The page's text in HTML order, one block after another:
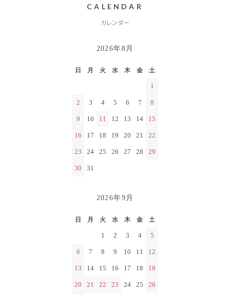
CALENDAR
カレンダー
2026年8月
日 月 火 水 木 金 土
1
2 3 4 5 6 7 8
9 10 11 12 13 14 15
16 17 18 19 20 21 22
23 24 25 26 27 28 29
30 31
2026年9月
日 月 火 水 木 金 土
1 2 3 4 5
6 7 8 9 10 11 12
13 14 15 16 17 18 19
20 21 22 23 24 25 26